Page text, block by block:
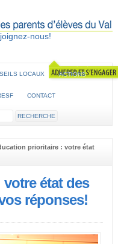
nous!
LOCAUX ACTIONS
CONTACT
prioritaire : votre état
état des
réponses!